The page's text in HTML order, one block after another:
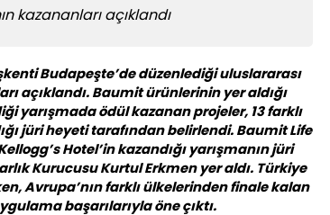
kazananları açıklandı
Budapeşte’de düzenlediği uluslararası
açıklandı. Baumit ürünlerinin yer aldığı
yarışmada ödül kazanan projeler, 13 farklı
jüri heyeti tarafından belirlendi. Baumit Life
Hotel’in kazandığı yarışmanın jüri
Kurucusu Kurtul Erkmen yer aldı. Türkiye
Avrupa’nın farklı ülkelerinden finale kalan
başarılarıyla öne çıktı.